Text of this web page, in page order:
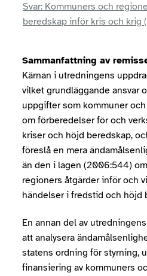
Svar: Kommuners och
beredskap inför kris och krig
Sammanfattning av
Kärnan i utredningens
vilket grundläggande ansvar
uppgifter som kommuner
om förberedelser för och
kriser och höjd beredskap,
föreslå en mera
än den i lagen (2006:544)
regioners åtgärder inför och
händelser i fredstid och höjd
En annan del av
att analysera
statens ordning för styrning,
finansiering av kommuners